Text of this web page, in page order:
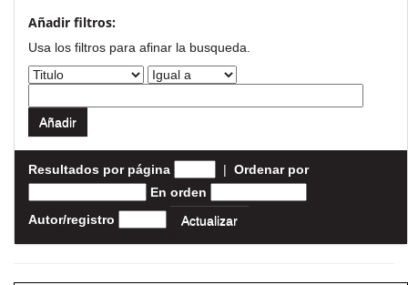
Añadir filtros:
Usa los filtros para afinar la busqueda.
Resultados por página | Ordenar por
En orden
Autor/registro